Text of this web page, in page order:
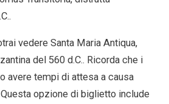
vedere Santa Maria Antiqua,
del 560 d.C.. Ricorda che i
avere tempi di attesa a causa
opzione di biglietto include